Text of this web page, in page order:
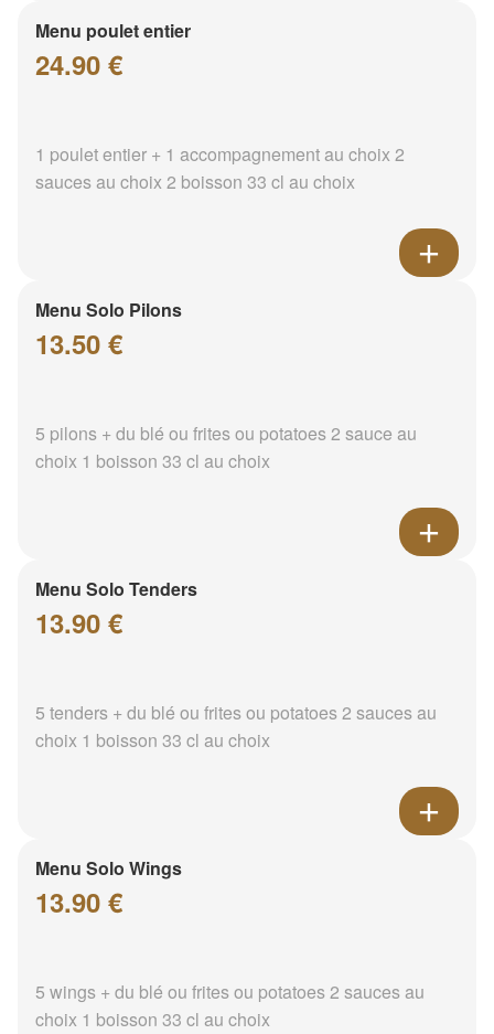
Menu poulet entier
24.90 €
1 poulet entier + 1 accompagnement au choix 2
sauces au choix 2 boisson 33 cl au choix
Menu Solo Pilons
13.50 €
5 pilons + du blé ou frites ou potatoes 2 sauce au
choix 1 boisson 33 cl au choix
Menu Solo Tenders
13.90 €
5 tenders + du blé ou frites ou potatoes 2 sauces au
choix 1 boisson 33 cl au choix
Menu Solo Wings
13.90 €
5 wings + du blé ou frites ou potatoes 2 sauces au
choix 1 boisson 33 cl au choix